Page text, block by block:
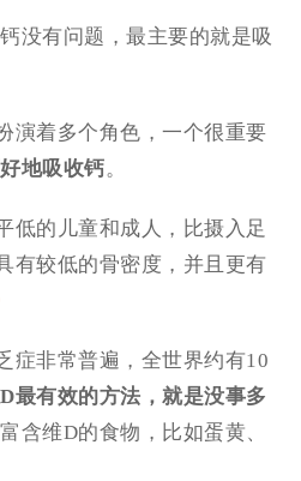
没有问题，最主要的就是吸
演着多个角色，一个很重要
地吸收钙。
低的儿童和成人，比摄入足
有较低的骨密度，并且更有
症非常普遍，全世界约有10
最有效的方法，就是没事多
含维D的食物，比如蛋黄、